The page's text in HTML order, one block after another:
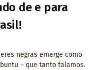
de e para
negras emerge como
– que tanto falamos.